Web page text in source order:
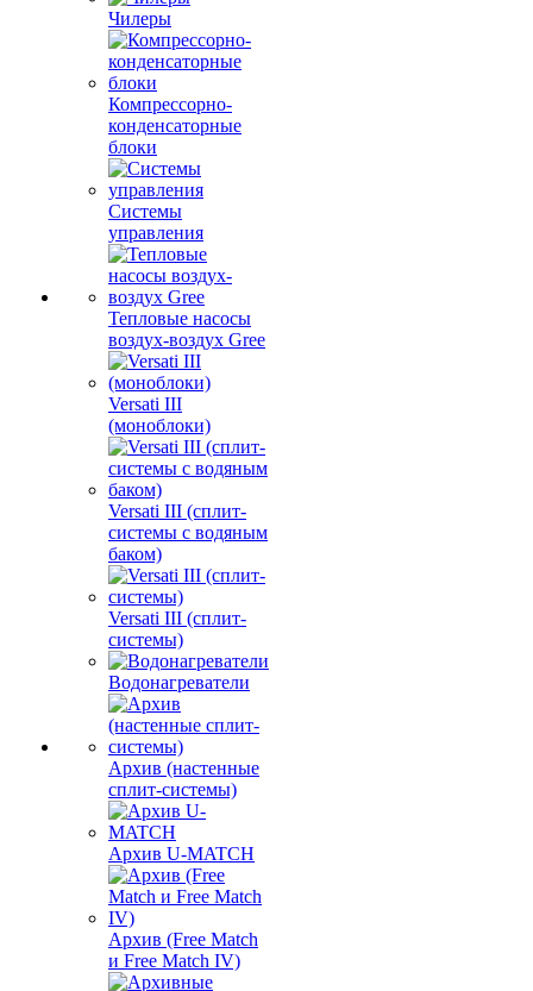
Чилеры
Компрессорно-
конденсаторные
блоки
Системы
управления
Тепловые насосы
воздух-воздух Gree
Versati III
(моноблоки)
Versati III (сплит-
системы с водяным
баком)
Versati III (сплит-
системы)
Водонагреватели
Архив (настенные
сплит-системы)
Архив U-MATCH
Архив (Free Match
и Free Match IV)